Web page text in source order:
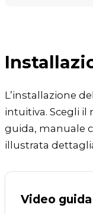
L’installazione
intuitiva. Scegli il
guida, manuale
illustrata
Video guida